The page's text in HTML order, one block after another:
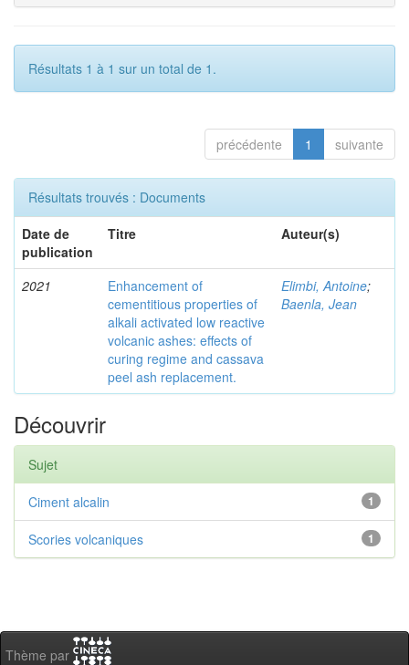
Résultats 1 à 1 sur un total de 1.
précédente 1 suivante
Résultats trouvés : Documents
Date de
publication
Titre Auteur(s)
2021
Enhancement of
cementitious properties of
alkali activated low reactive
volcanic ashes: effects of
curing regime and cassava
peel ash replacement.
Elimbi, Antoine;
Baenla, Jean
Découvrir
Sujet
1
Ciment alcalin
1
Scories volcaniques
Thème par